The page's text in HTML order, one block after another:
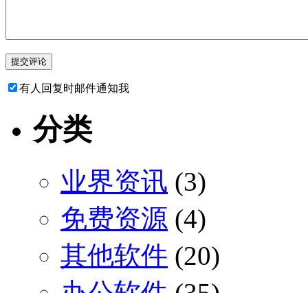
有人回复时邮件通知我
分类
业界资讯 (3)
免费资源 (4)
其他软件 (20)